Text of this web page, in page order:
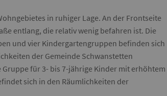
in ruhiger Lage. An der Frontseite
entlang, die relativ wenig befahren ist. Die
und vier Kindergartengruppen befinden sich
der Gemeinde Schwanstetten
für 3- bis 7-jährige Kinder mit erhöhtem
sich in den Räumlichkeiten der